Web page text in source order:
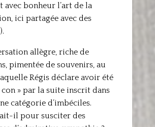
avec bonheur l’art de la
ici partagée avec des
allègre, riche de
pimentée de souvenirs, au
Régis déclare avoir été
con » par la suite inscrit dans
catégorie d’imbéciles.
il pour susciter des